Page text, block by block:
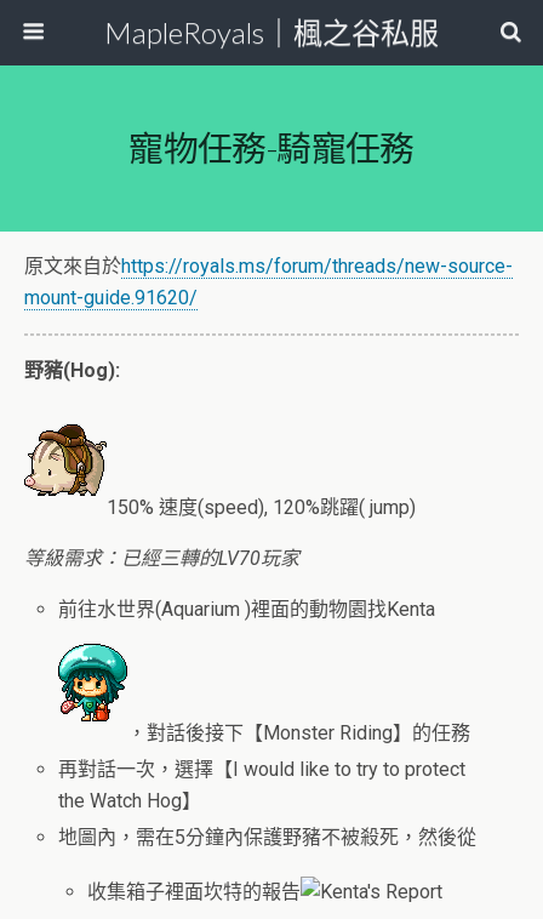
MapleRoyals｜楓之谷私服
寵物任務-騎寵任務
原文來自於https://royals.ms/forum/threads/new-source-
mount-guide.91620/
野豬(Hog):
150% 速度(speed), 120%跳躍( jump)
等級需求：已經三轉的LV70玩家
前往水世界(Aquarium)裡面的動物園找Kenta
，對話後接下【Monster Riding】的任務
再對話一次，選擇【 I would like to try to protect
the Watch Hog】
地圖內，需在5分鐘內保護野豬不被殺死，然後從
收集箱子裡面坎特的報告